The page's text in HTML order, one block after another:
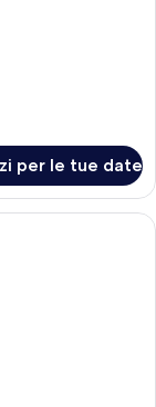
per le tue date
con un letto,